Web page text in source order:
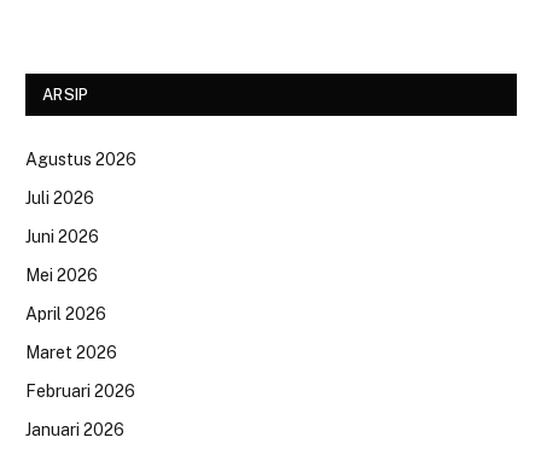
ARSIP
Agustus 2026
Juli 2026
Juni 2026
Mei 2026
April 2026
Maret 2026
Februari 2026
Januari 2026